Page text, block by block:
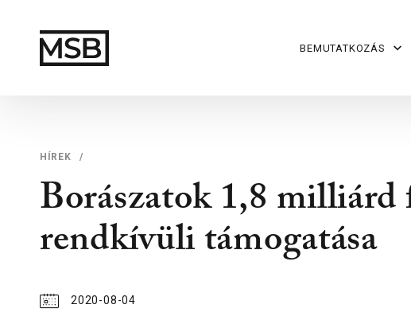
BEMUTATKOZÁS
HÍREK /
Borászatok 1,8 milliárd
rendkívüli támogatása
2020-08-04